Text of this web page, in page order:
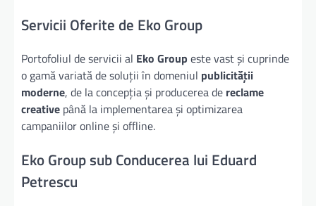
Servicii Oferite de Eko Group
Portofoliul de servicii al Eko Group este vast și cuprinde
o gamă variată de soluții în domeniul publicității
moderne, de la concepția și producerea de reclame
creative până la implementarea și optimizarea
campaniilor online și offline.
Eko Group sub Conducerea lui Eduard
Petrescu